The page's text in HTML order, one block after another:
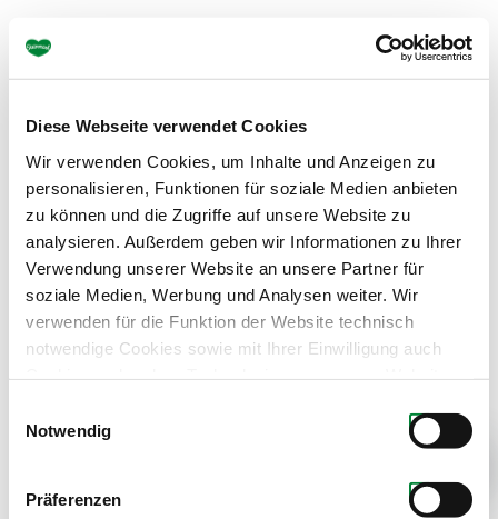
Diese Webseite verwendet Cookies
Wir verwenden Cookies, um Inhalte und Anzeigen zu
personalisieren, Funktionen für soziale Medien anbieten
zu können und die Zugriffe auf unsere Website zu
analysieren. Außerdem geben wir Informationen zu Ihrer
Verwendung unserer Website an unsere Partner für
soziale Medien, Werbung und Analysen weiter. Wir
verwenden für die Funktion der Website technisch
notwendige Cookies sowie mit Ihrer Einwilligung auch
zu personalisieren, Funktionen für soziale Medien
anbieten zu können, externe Inhalte einzubinden und
personalisierte Werbung auf anderen Plattformen zu
zeigen. Dazu teilen wir Informationen zu Ihrer
Notwendig
Präferenzen
Next